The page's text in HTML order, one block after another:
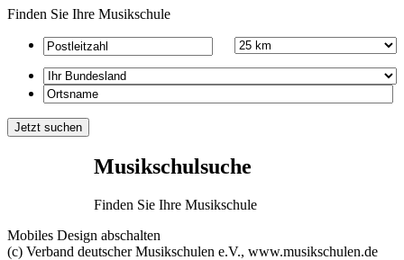
Finden Sie Ihre Musikschule
Musikschulsuche
Finden Sie Ihre Musikschule
Mobiles Design abschalten
(c) Verband deutscher Musikschulen e.V., www.musikschulen.de